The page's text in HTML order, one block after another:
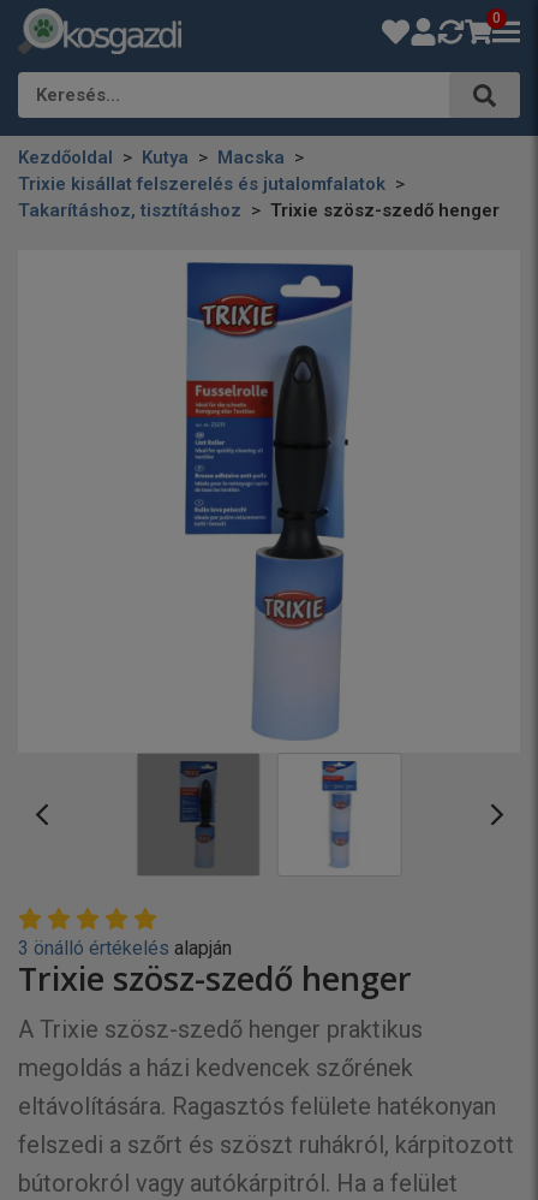
0
Keresés…
Kezdőoldal Kutya
Macska
Trixie kisállat felszerelés és jutalomfalatok
Takarításhoz, tisztításhoz
Trixie szösz-szedő henger
3 önálló értékelés alapján
Trixie szösz-szedő henger
A Trixie szösz-szedő henger praktikus
megoldás a házi kedvencek szőrének
eltávolítására. Ragasztós felülete hatékonyan
felszedi a szőrt és szöszt ruhákról, kárpitozott
bútorokról vagy autókárpitról. Ha a felület